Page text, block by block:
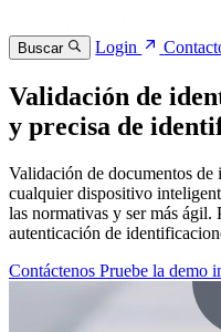
Buscar Login
Validación de
y precisa de
Validación de documentos de
cualquier dispositivo
las normativas y ser más ágil.
autenticación de
Contáctenos Pruebe la demo